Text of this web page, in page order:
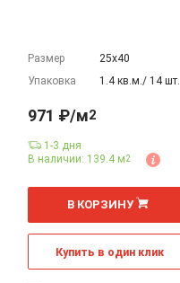
Размер
25х40
Упаковка
1.4 кв.м./ 14 шт.
971 ₽/м2
1-3 дня
В наличии: 139.4 м2
м
В КОРЗИНУ
Купить в один клик